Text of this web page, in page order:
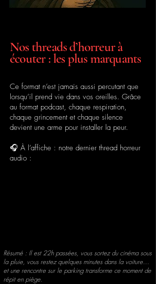
Nos threads d’horreur à
écouter : les plus marquants
Ce format n’est jamais aussi percutant que
lorsqu’il prend vie dans vos oreilles. Grâce
au format podcast, chaque respiration,
chaque grincement et chaque silence
devient une arme pour installer la peur.
🎧 À l’affiche : notre dernier thread horreur
audio :
Résumé : Il est 22h passées, vous sortez du cinéma sous
la pluie, vous restez quelques minutes dans la voiture…
et une rencontre sur le parking transforme ce moment de
répit en piège.